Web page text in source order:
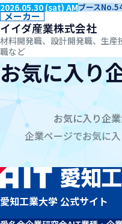
2026.05.30 (sat) AMブース
メーカー
イイダ産業株式会社
材料開発職、設計開発職、生産
職など
お気に入り
お気に入り企
企業ページでお気に
愛知工業大学 公式サイト